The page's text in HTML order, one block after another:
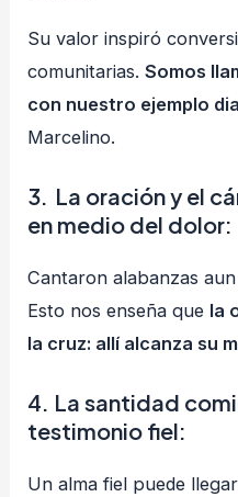
Su valor inspiró
comunitarias.Somos
con nuestro ejemplo
Marcelino.
3. La oración y el
en medio del dolor:
Cantaron alabanzas
Esto nos enseña que la
la cruz: allí alcanza su
4. La santidad
testimonio fiel:
Un alma fiel puede